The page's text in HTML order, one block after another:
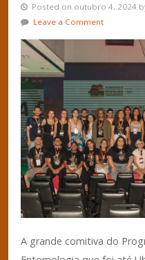
Posted on outubro 4, 2024
Leave a Comment
A grande comitiva do